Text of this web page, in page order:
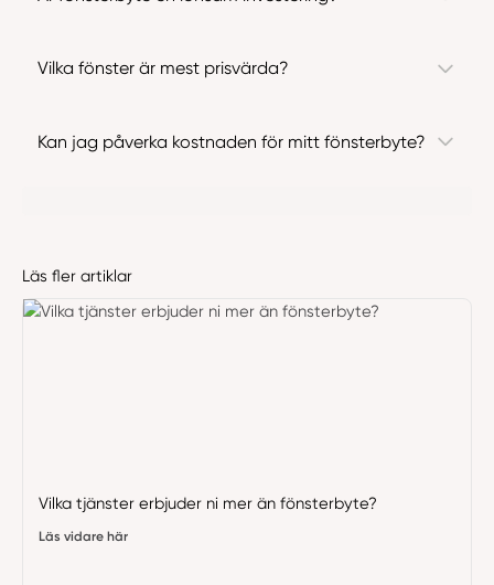
Vilka fönster är mest prisvärda?
Kan jag påverka kostnaden för mitt fönsterbyte?
Läs fler artiklar
Vilka tjänster erbjuder ni mer än fönsterbyte?
Läs vidare här